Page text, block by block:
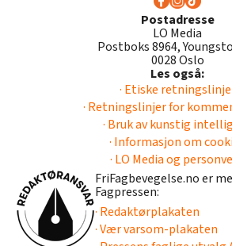
Postadresse
LO Media
Postboks 8964,
0028 Oslo
Les også:
· Etiske
· Retningslinjer for
· Bruk av kunstig
· Informasjon om
· LO Media og
FriFagbevegelse.no er
Fagpressen:
· Redaktørplakaten
· Vær varsom-plakaten